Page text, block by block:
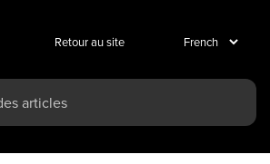
Retour au site